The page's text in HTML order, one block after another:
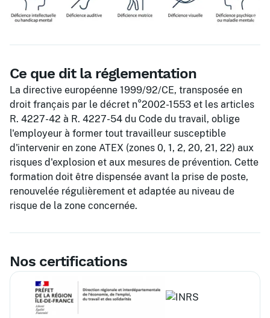
Ce que dit la réglementation
La directive européenne 1999/92/CE, transposée en
droit français par le décret n°2002-1553 et les articles
R. 4227-42 à R. 4227-54 du Code du travail, oblige
l'employeur à former tout travailleur susceptible
d'intervenir en zone ATEX (zones 0, 1, 2, 20, 21, 22) aux
risques d'explosion et aux mesures de prévention. Cette
formation doit être dispensée avant la prise de poste,
renouvelée régulièrement et adaptée au niveau de
risque de la zone concernée.
Nos certifications